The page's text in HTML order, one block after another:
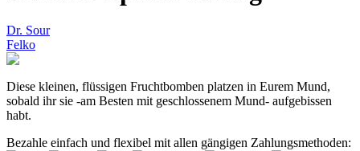
Dr. Sour
Felko
Diese kleinen, flüssigen Fruchtbomben platzen in Eurem Mund,
sobald ihr sie -am Besten mit geschlossenem Mund- aufgebissen
habt.
Bezahle einfach und flexibel mit allen gängigen Zahlungsmethoden: